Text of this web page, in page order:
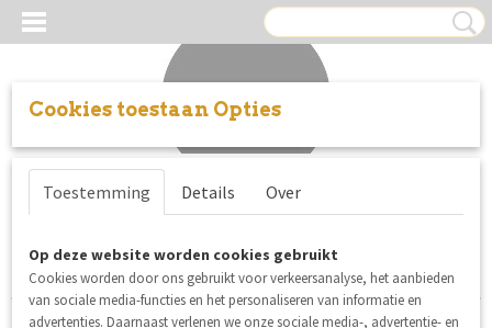
Inloggen Registreren
Cookies toestaan Opties
Toestemming Details Over
Op deze website worden cookies gebruikt
Cookies worden door ons gebruikt voor verkeersanalyse, het aanbieden
van sociale media-functies en het personaliseren van informatie en
advertenties. Daarnaast verlenen we onze sociale media-, advertentie- en